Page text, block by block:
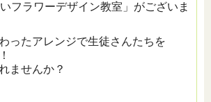
フラワーデザイン教室」がございま
ったアレンジで生徒さんたちを
ませんか？